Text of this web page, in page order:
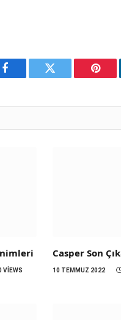
Facebook Twitter
VIEWS
Casper Son
10 TEMMUZ 2022